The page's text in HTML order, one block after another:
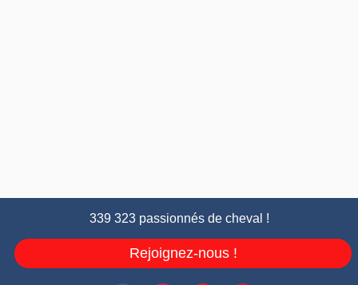
339 323 passionnés de cheval !
Rejoignez-nous !